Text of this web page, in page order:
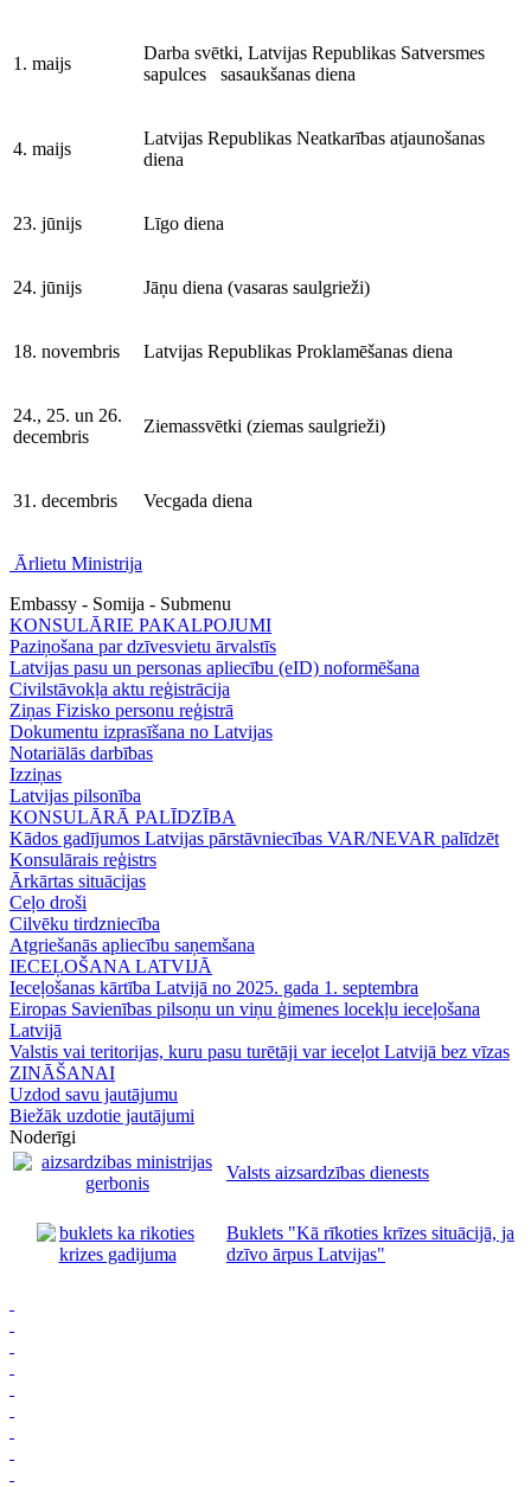
1. maijs
Darba svētki, Latvijas Republikas Satversmes
sapulces sasaukšanas diena
4. maijs
Latvijas Republikas Neatkarības atjaunošanas
diena
23. jūnijs Līgo diena
24. jūnijs Jāņu diena (vasaras saulgrieži)
18. novembris Latvijas Republikas Proklamēšanas diena
24., 25. un 26.
decembris
Ziemassvētki (ziemas saulgrieži)
31. decembris Vecgada diena
Ārlietu Ministrija
Embassy - Somija - Submenu
KONSULĀRIE PAKALPOJUMI
Paziņošana par dzīvesvietu ārvalstīs
Latvijas pasu un personas apliecību (eID) noformēšana
Civilstāvokļa aktu reģistrācija
Ziņas Fizisko personu reģistrā
Dokumentu izprasīšana no Latvijas
Notariālās darbības
Izziņas
Latvijas pilsonība
KONSULĀRĀ PALĪDZĪBA
Kādos gadījumos Latvijas pārstāvniecības VAR/NEVAR palīdzēt
Konsulārais reģistrs
Ārkārtas situācijas
Ceļo droši
Cilvēku tirdzniecība
Atgriešanās apliecību saņemšana
IECEĻOŠANA LATVIJĀ
Ieceļošanas kārtība Latvijā no 2025. gada 1. septembra
Eiropas Savienības pilsoņu un viņu ģimenes locekļu ieceļošana
Latvijā
Valstis vai teritorijas, kuru pasu turētāji var ieceļot Latvijā bez vīzas
ZINĀŠANAI
Uzdod savu jautājumu
Biežāk uzdotie jautājumi
Noderīgi
Valsts aizsardzības dienests
Buklets "Kā rīkoties krīzes situācijā, ja
dzīvo ārpus Latvijas"